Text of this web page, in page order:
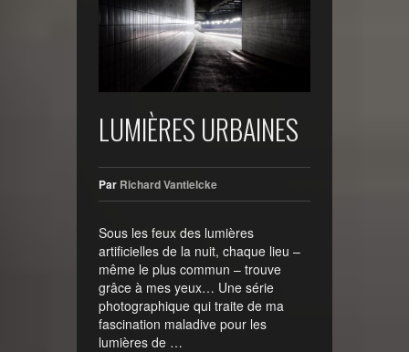
LUMIÈRES URBAINES
Par Richard Vantielcke
Sous les feux des lumières
artificielles de la nuit, chaque lieu –
même le plus commun – trouve
grâce à mes yeux… Une série
photographique qui traite de ma
fascination maladive pour les
lumières de …